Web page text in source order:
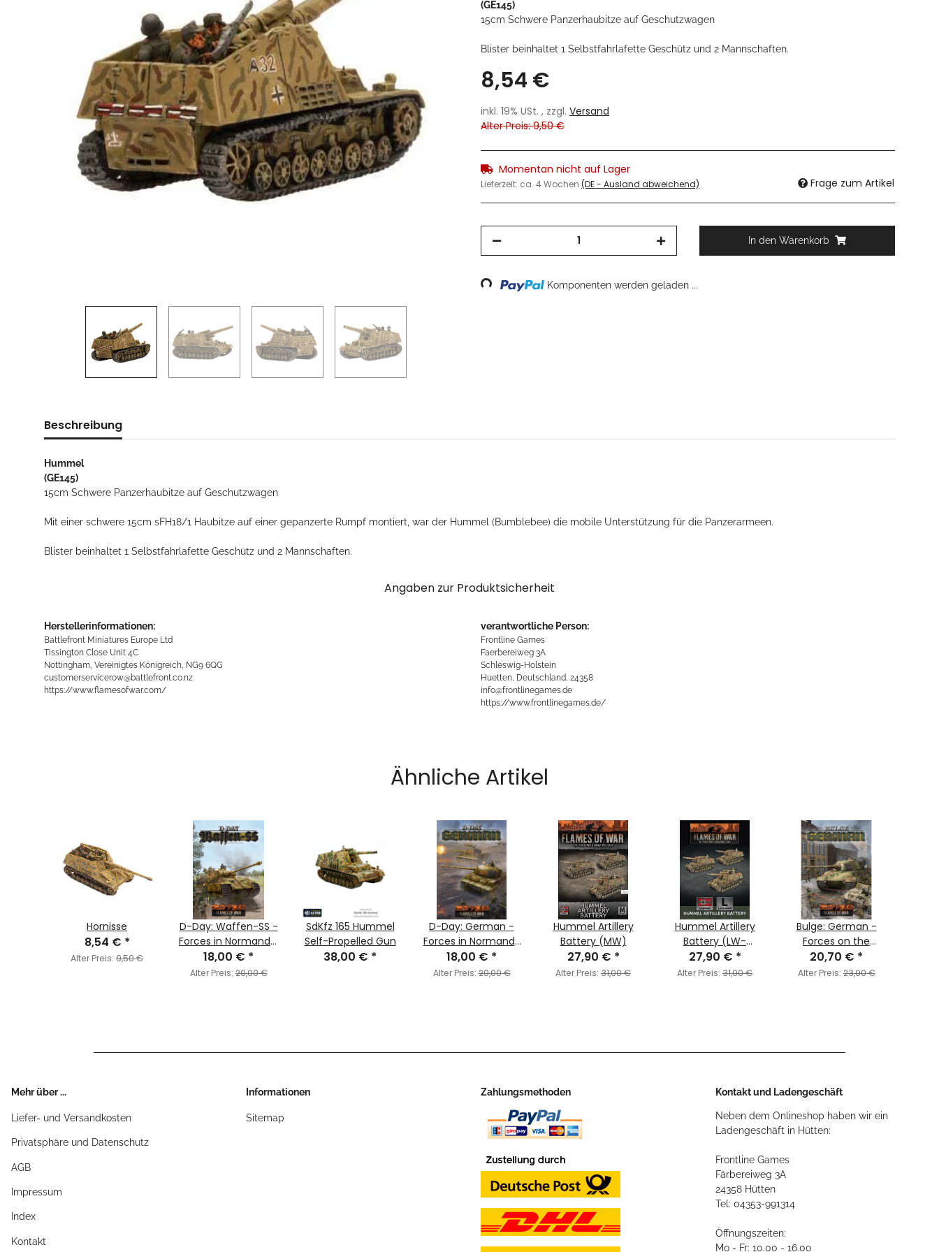
(GE145)
15cm Schwere Panzerhaubitze auf Geschutzwagen
Blister beinhaltet 1 Selbstfahrlafette Geschütz und 2 Mannschaften.
8,54 €
inkl. 19% USt. , zzgl. Versand
Alter Preis: 9,50 €
Momentan nicht auf Lager
Lieferzeit: ca. 4 Wochen (DE - Ausland abweichend) Frage zum Artikel
In den Warenkorb
Loading... Komponenten werden geladen ...
Beschreibung
Hummel
(GE145)
15cm Schwere Panzerhaubitze auf Geschutzwagen
Mit einer schwere 15cm sFH18/1 Haubitze auf einer gepanzerte Rumpf montiert, war der Hummel (Bumblebee) die mobile Unterstützung für die Panzerarmeen.
Blister beinhaltet 1 Selbstfahrlafette Geschütz und 2 Mannschaften.
Angaben zur Produktsicherheit
Herstellerinformationen:
Battlefront Miniatures Europe Ltd
Tissington Close Unit 4C
Nottingham, Vereinigtes Königreich, NG9 6QG
customerservicerow@battlefront.co.nz
https://www.flamesofwar.com/
verantwortliche Person:
Frontline Games
Faerbereiweg 3A
Schleswig-Holstein
Huetten, Deutschland, 24358
info@frontlinegames.de
https://www.frontlinegames.de/
Ähnliche Artikel
Hornisse
8,54 € *
Alter Preis: 9,50 €
D-Day: Waffen-SS -
Forces in Normandy,
1944
18,00 € *
Alter Preis:20,00 €
SdKfz 165 Hummel
Self-Propelled Gun
38,00 € *
D-Day: German -
Forces in Normandy
1944
18,00 € *
Alter Preis:20,00 €
Hummel Artillery
Battery (MW)
27,90 € *
Alter Preis: 31,00 €
Hummel Artillery
Battery (LW-
Heer/SS)
27,90 € *
Alter Preis: 31,00 €
Bulge: German -
Forces on the
Western Front,
1944-45
20,70 € *
Alter Preis:23,00 €
Mehr über ...
Liefer- und Versandkosten
Privatsphäre und Datenschutz
AGB
Impressum
Index
Kontakt
Informationen
Sitemap
Zahlungsmethoden Kontakt und Ladengeschäft
Neben dem Onlineshop haben wir ein
Ladengeschäft in Hütten:
Frontline Games
Färbereiweg 3A
24358 Hütten
Tel: 04353-991314
Öffnungszeiten:
Mo - Fr: 10.00 - 16.00